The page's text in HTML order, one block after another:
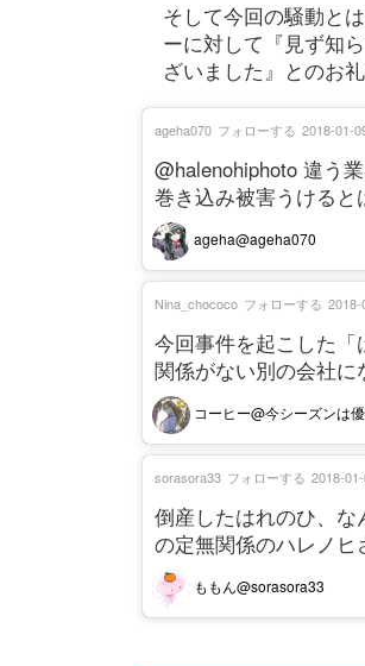
そして今回の騒動と
ーに対して『見ず知
ざいました』とのお礼
@halenohiphoto 違う
巻き込み被害うける
ageha@ageha070
ageha070 フォローする 2018-01-
今回事件を起こした「
関係がない別の会社に
コーヒー@今シーズンは
Nina_chococo フォローする 2018-
倒産したはれのひ、
の定無関係のハレノヒ
ももん@sorasora33
sorasora33 フォローする 2018-